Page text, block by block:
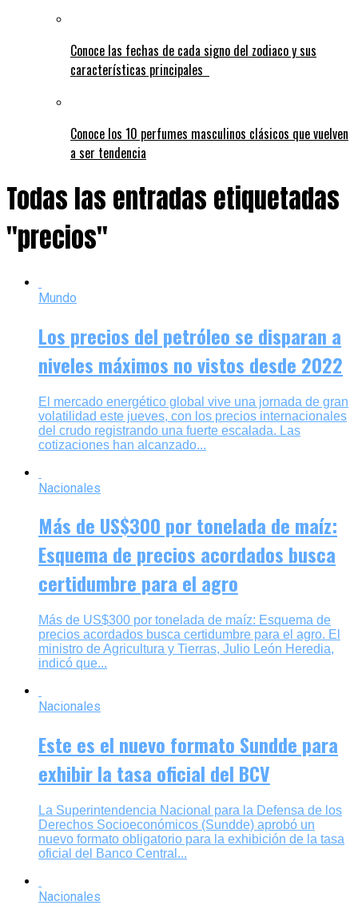
Conoce las fechas de cada signo del zodiaco y sus
características principales
Conoce los 10 perfumes masculinos clásicos que vuelven
a ser tendencia
Todas las entradas etiquetadas
"precios"
Mundo
Los precios del petróleo se disparan a
niveles máximos no vistos desde 2022
El mercado energético global vive una jornada de gran
volatilidad este jueves, con los precios internacionales
del crudo registrando una fuerte escalada. Las
cotizaciones han alcanzado...
Nacionales
Más de US$300 por tonelada de maíz:
Esquema de precios acordados busca
certidumbre para el agro
Más de US$300 por tonelada de maíz: Esquema de
precios acordados busca certidumbre para el agro. El
ministro de Agricultura y Tierras, Julio León Heredia,
indicó que...
Nacionales
Este es el nuevo formato Sundde para
exhibir la tasa oficial del BCV
La Superintendencia Nacional para la Defensa de los
Derechos Socioeconómicos (Sundde) aprobó un
nuevo formato obligatorio para la exhibición de la tasa
oficial del Banco Central...
Nacionales